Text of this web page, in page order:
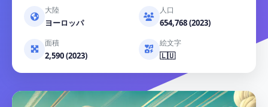
大陸
ヨーロッパ
人口
654,768 (2023)
面積
2,590 (2023)
絵文字
🇱🇺